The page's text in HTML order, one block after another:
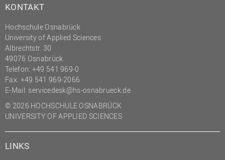
Personal
Personalentwicklung
Personalrat
Präsidialbüro
Professional School
Projekte des Präsidiums
Projektmanagement Office
(PMO)
KONTAKT
Hochschule Osnabrück
University of Applied Sciences
Albrechtstr. 30
49076 Osnabrück
Telefon: +49 541 969-0
Fax: +49 541 969-2066
E-Mail: servicedesk@hs-osnabrueck.de
© 2026 HOCHSCHULE OSNABRÜCK
UNIVERSITY OF APPLIED SCIENCES
LINKS